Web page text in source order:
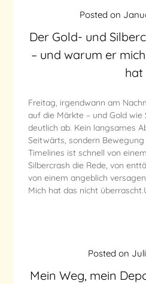
Der Gold- und
– und warum er
hat
Posted on
Freitag, irgendwann am
auf die Märkte – und Gold wie
deutlich ab. Kein langsames
Seitwärts, sondern
Timelines ist schnell von
Silbercrash die Rede, von
von einem angeblich
Mich hat das nicht
Mein Weg, mein
Posted on